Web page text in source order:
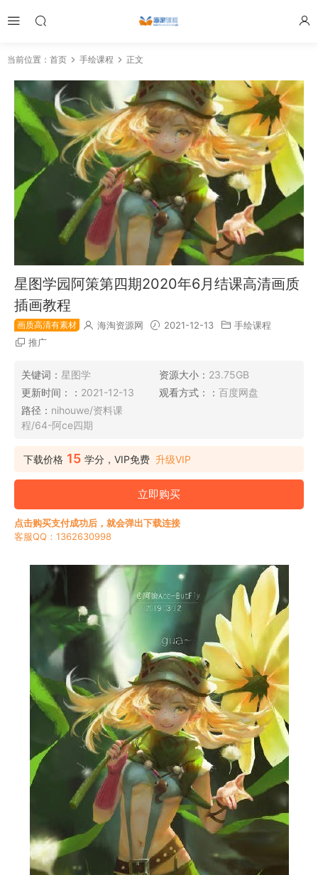
当前位置： 首页 手绘课程 正文
星图学园阿策第四期2020年6月结课高清画质
插画教程
画质高清有素材 海淘资源网 2021-12-13
手绘课程
推广
关键词： 星图学 资源大小： 23.75GB
更新时间：： 2021-12-13 观看方式：： 百度网盘
路径： nihouwe/资料课
程/64-阿ce四期
下载价格 15 学分，VIP免费 升级VIP
立即购买
点击购买支付成功后，就会弹出下载连接
客服QQ：1362630998